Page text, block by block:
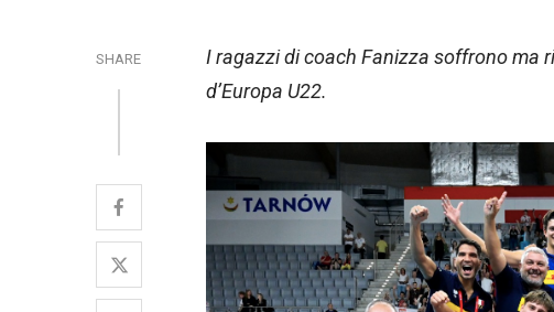
SHARE
I ragazzi di coach Fanizza soffrono ma
d’Europa U22.